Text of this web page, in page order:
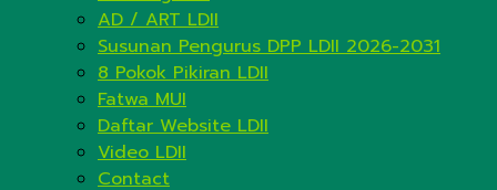
AD / ART LDII
Susunan Pengurus DPP LDII 2026-2031
8 Pokok Pikiran LDII
Fatwa MUI
Daftar Website LDII
Video LDII
Contact